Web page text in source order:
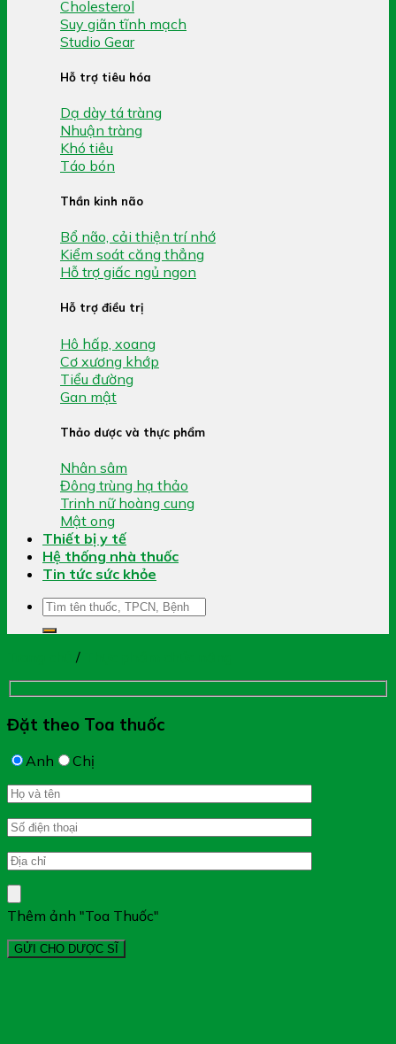
Cholesterol
Suy giãn tĩnh mạch
Studio Gear
Hỗ trợ tiêu hóa
Dạ dày tá tràng
Nhuận tràng
Khó tiêu
Táo bón
Thần kinh não
Bổ não, cải thiện trí nhớ
Kiểm soát căng thẳng
Hỗ trợ giấc ngủ ngon
Hỗ trợ điều trị
Hô hấp, xoang
Cơ xương khớp
Tiểu đường
Gan mật
Thảo dược và thực phẩm
Nhân sâm
Đông trùng hạ thảo
Trinh nữ hoàng cung
Mật ong
Thiết bị y tế
Hệ thống nhà thuốc
Tin tức sức khỏe
Tìm
kiếm:
/
Đặt theo Toa thuốc
Anh Chị
Thêm ảnh "Toa Thuốc"